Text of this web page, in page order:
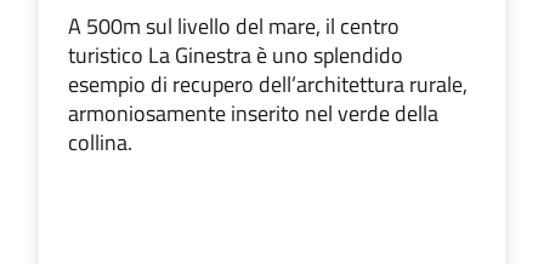
A 500m sul livello del mare, il centro
turistico La Ginestra è uno splendido
esempio di recupero dell’architettura rurale,
armoniosamente inserito nel verde della
collina.